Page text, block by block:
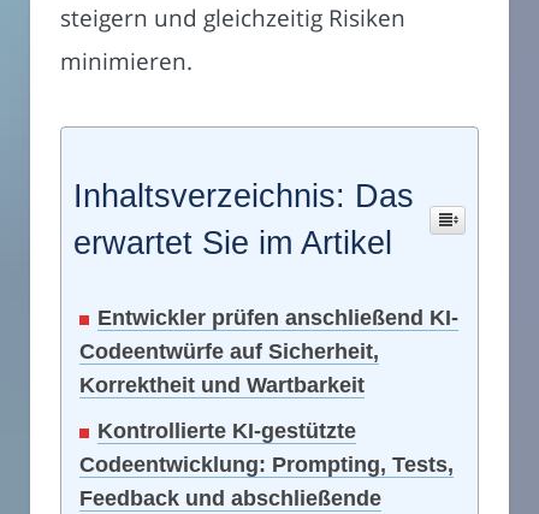
steigern und gleichzeitig Risiken
minimieren.
Inhaltsverzeichnis: Das
erwartet Sie im Artikel
Entwickler prüfen anschließend KI-
Codeentwürfe auf Sicherheit,
Korrektheit und Wartbarkeit
Kontrollierte KI-gestützte
Codeentwicklung: Prompting, Tests,
Feedback und abschließende